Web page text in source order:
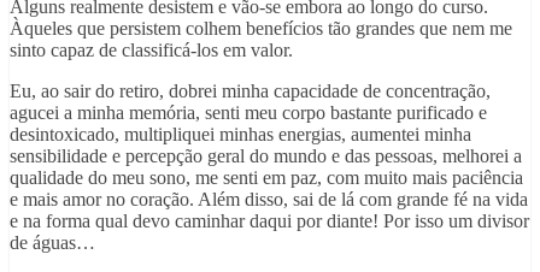
Alguns realmente desistem e vão-se embora ao longo do curso.
Àqueles que persistem colhem benefícios tão grandes que nem me
sinto capaz de classificá-los em valor.
Eu, ao sair do retiro, dobrei minha capacidade de concentração,
agucei a minha memória, senti meu corpo bastante purificado e
desintoxicado, multipliquei minhas energias, aumentei minha
sensibilidade e percepção geral do mundo e das pessoas, melhorei a
qualidade do meu sono, me senti em paz, com muito mais paciência
e mais amor no coração. Além disso, sai de lá com grande fé na vida
e na forma qual devo caminhar daqui por diante! Por isso um divisor
de águas…